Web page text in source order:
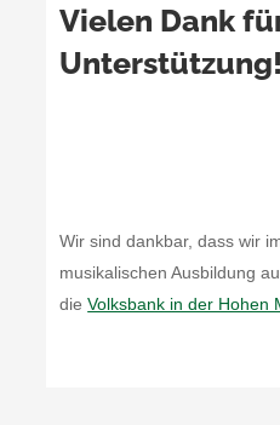
Vielen Dank
Unterstützung!
Wir sind dankbar, dass wir
musikalischen Ausbildung
dieVolksbank in der Hohen